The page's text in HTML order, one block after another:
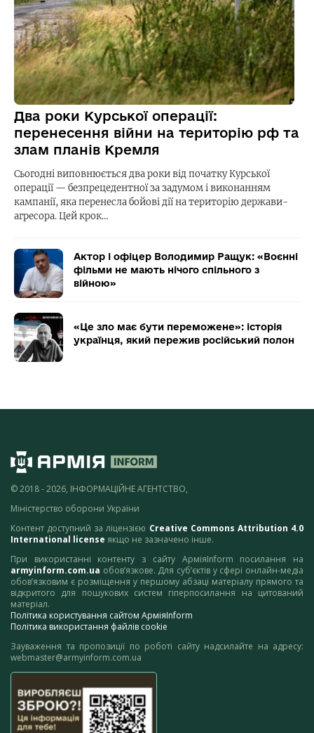
Два роки Курської операції:
перенесення війни на територію рф та
злам планів Кремля
Сьогодні виповнюється два роки від початку Курської
операції — безпрецедентної за задумом і виконанням
кампанії, яка перенесла бойові дії на територію держави-
агресора. Цей крок…
Актор і офіцер Володимир Ращук: «Воєнні
фільми не мають нічого спільного з
війною»
«Це зло має бути переможене»: історія
українця, який пережив російський полон
© 2018 - 2026, ІНФОРМАЦІЙНЕ АГЕНТСТВО,
Міністерство оборони України
Контент доступний за ліцензією Creative Commons Attribution 4.0
International license якщо не зазначено інше.
При використанні контенту з сайту АрміяInform посилання на
armyinform.com.ua обов’язкове. Для суб’єктів у сфері онлайн-медіа
обов’язковим є розміщення у першому абзаці матеріалу прямого та
відкритого для пошукових систем гіперпосилання на цитований
матеріал.
Політика користування сайтом АрміяInform
Політика використання файлів cookie
Зауваження та пропозиції по роботі сайту надсилайте на адресу:
webmaster@armyinform.com.ua